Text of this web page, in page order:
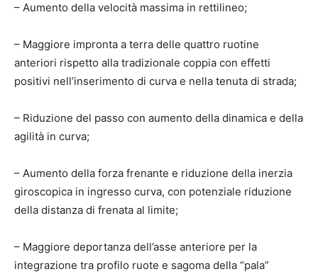
– Aumento della velocità massima in rettilineo;
– Maggiore impronta a terra delle quattro ruotine
anteriori rispetto alla tradizionale coppia con effetti
positivi nell’inserimento di curva e nella tenuta di strada;
– Riduzione del passo con aumento della dinamica e della
agilità in curva;
– Aumento della forza frenante e riduzione della inerzia
giroscopica in ingresso curva, con potenziale riduzione
della distanza di frenata al limite;
– Maggiore deportanza dell’asse anteriore per la
integrazione tra profilo ruote e sagoma della “pala”